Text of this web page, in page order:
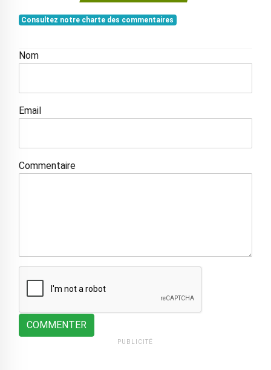
Consultez notre charte des commentaires
Nom
Email
Commentaire
COMMENTER
PUBLICITÉ